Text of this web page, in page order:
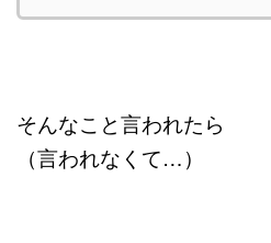
そんなこと言われたら
（言われなくて…）